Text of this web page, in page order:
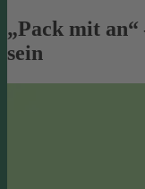
„Pack mit an“
sein